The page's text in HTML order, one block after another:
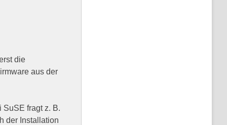
die
aus der
SuSE fragt z. B.
der Installation